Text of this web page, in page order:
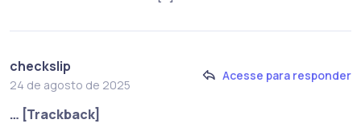
checkslip
24 de agosto de 2025
Acesse para responder
… [Trackback]